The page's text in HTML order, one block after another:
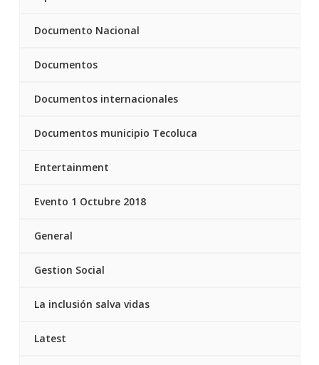
Documento Nacional
Documentos
Documentos internacionales
Documentos municipio Tecoluca
Entertainment
Evento 1 Octubre 2018
General
Gestion Social
La inclusión salva vidas
Latest